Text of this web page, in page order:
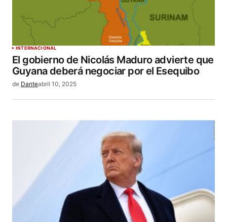
INTERNACIONAL
El gobierno de Nicolás Maduro advierte que
Guyana deberá negociar por el Esequibo
de Danteabril 10, 2025